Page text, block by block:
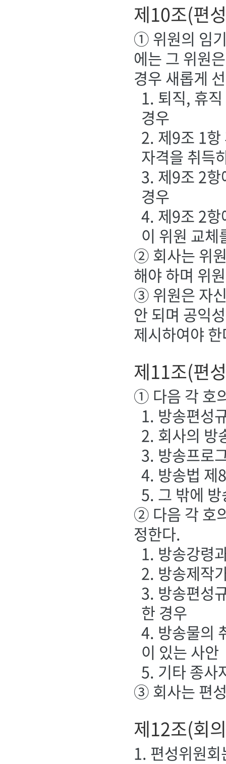
제10조(편
① 위원의 임
에는 그 위원
경우 새롭게
1. 퇴직, 휴
경우
2. 제9조 1항
자격을 취득
3. 제9조 2항
경우
4. 제9조 2항
이 위원 교체
② 회사는 위
해야 하며 위
③ 위원은 자
안 되며 공익
제시하여야
제11조(편
① 다음 각 호
1. 방송편성
2. 회사의 방
3. 방송프로
4. 방송법 제
5. 그 밖에
② 다음 각 호
정한다.
1. 방송강령
2. 방송제작
3. 방송편성
한 경우
4. 방송물의
이 있는 사안
5. 기타 종사
③ 회사는 편
제12조(회
1. 편성위원